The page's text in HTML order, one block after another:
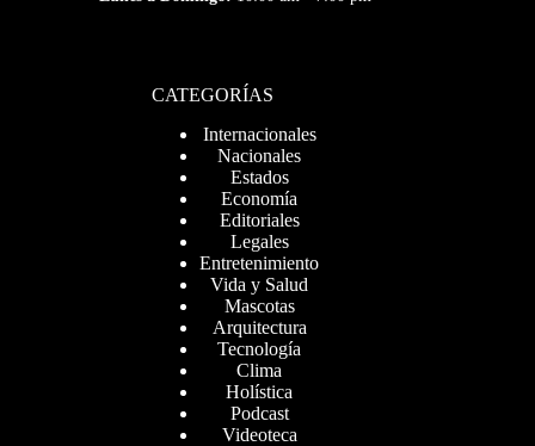
CATEGORÍAS
Internacionales
Nacionales
Estados
Economía
Editoriales
Legales
Entretenimiento
Vida y Salud
Mascotas
Arquitectura
Tecnología
Clima
Holística
Podcast
Videoteca